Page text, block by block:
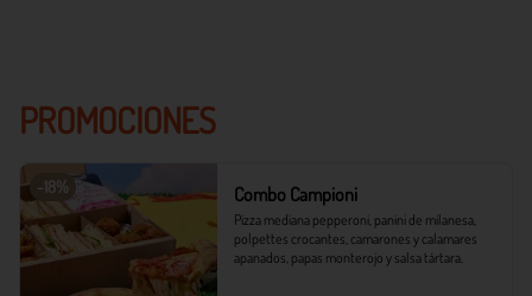
PROMOCIONES
-18% Combo Campioni
Pizza mediana pepperoni, panini de milanesa,
polpettes crocantes, camarones y calamares
apanados, papas monterojo y salsa tártara.